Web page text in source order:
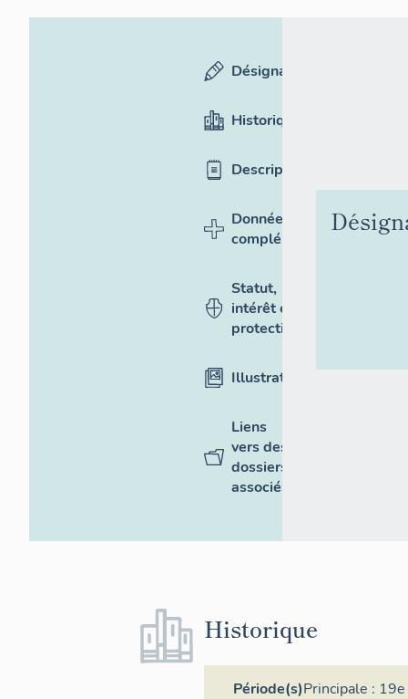
Désignation
Historique
Description
Données
complémentaires
Statut,
intérêt et
protection
Illustrations
Liens
vers des
dossiers
associés
Historique
Période(s)Principale :